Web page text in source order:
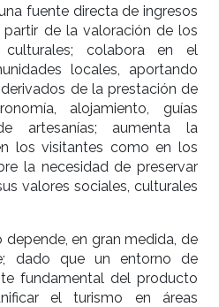
fuente directa de ingresos
de la valoración de los
colabora en el
locales, aportando
de la prestación de
alojamiento, guías
artesanías; aumenta la
los visitantes como en los
la necesidad de preservar
valores sociales, culturales
en gran medida, de
dado que un entorno de
fundamental del producto
el turismo en áreas